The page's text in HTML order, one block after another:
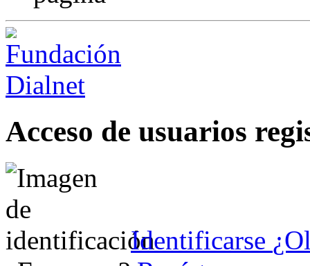
Acceso de usuarios
Identificarse